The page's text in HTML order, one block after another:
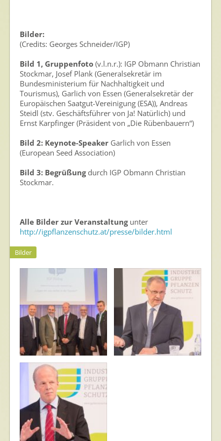
Bilder:
(Credits: Georges Schneider/IGP)
Bild 1, Gruppenfoto (v.l.n.r.): IGP Obmann Christian
Stockmar, Josef Plank (Generalsekretär im
Bundesministerium für Nachhaltigkeit und
Tourismus), Garlich von Essen (Generalsekretär der
Europäischen Saatgut-Vereinigung (ESA)), Andreas
Steidl (stv. Geschäftsführer von Ja! Natürlich) und
Ernst Karpfinger (Präsident von „Die Rübenbauern“)
Bild 2: Keynote-Speaker Garlich von Essen
(European Seed Association)
Bild 3: Begrüßungdurch IGP Obmann Christian
Stockmar.
Alle Bilder zur Veranstaltung unter
http://igpflanzenschutz.at/presse/bilder.html
Bilder
IGP-Dialog